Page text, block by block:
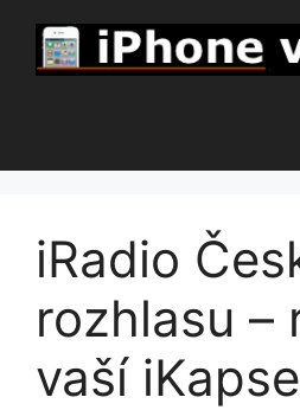
obsah
iRadio
rozhlasu –
vaší iKapse